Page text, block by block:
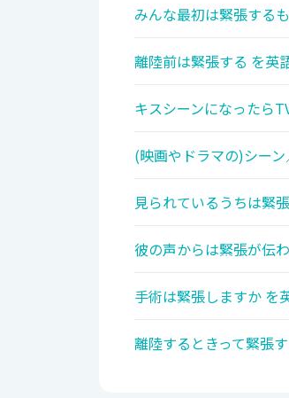
みんな最初は緊張する
離陸前は緊張する を英
キスシーンになったら
(映画やドラマの)シー
見られているうちは緊
彼の声からは緊張が伝
手術は緊張しますか を
離陸するときって緊張